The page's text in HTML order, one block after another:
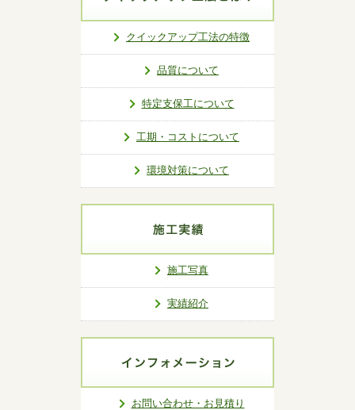
クイックアップ工法の特徴
品質について
特定支保工について
工期・コストについて
環境対策について
施工写真
実績紹介
お問い合わせ・お見積り